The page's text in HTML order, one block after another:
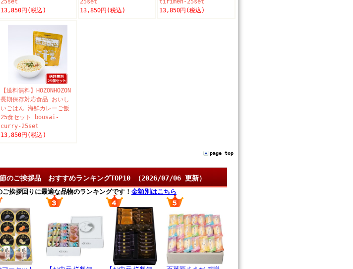
13,850円(税込)
13,850円(税込)
13,850円(税込)
【送料無料】HOZONHOZON
長期保存対応食品 おいし
いごはん 海鮮カレーご飯
25食セット bousai-
curry-25set
13,850円(税込)
page top